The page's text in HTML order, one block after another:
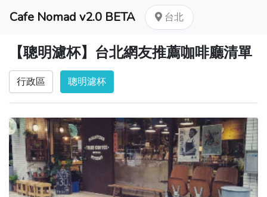
Cafe Nomad v2.0 BETA 台北
【聰明濾杯】台北網友推薦咖啡廳清單
行政區 聰明濾杯